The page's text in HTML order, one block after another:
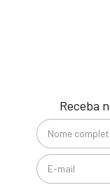
Receba